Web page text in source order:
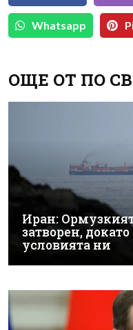
Whatsapp
ОЩЕ ОТ ПО
Иран:
затворен,
условията ни